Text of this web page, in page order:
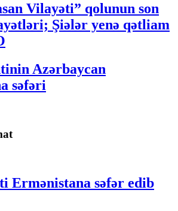
Vilayəti” qolunun son
Şiələr yenə qətliam
Azərbaycan
səfəri
Ermənistana səfər edib